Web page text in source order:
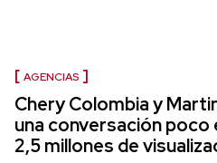
AGENCIAS
Chery Colombia y
una conversación poco
2,5 millones de